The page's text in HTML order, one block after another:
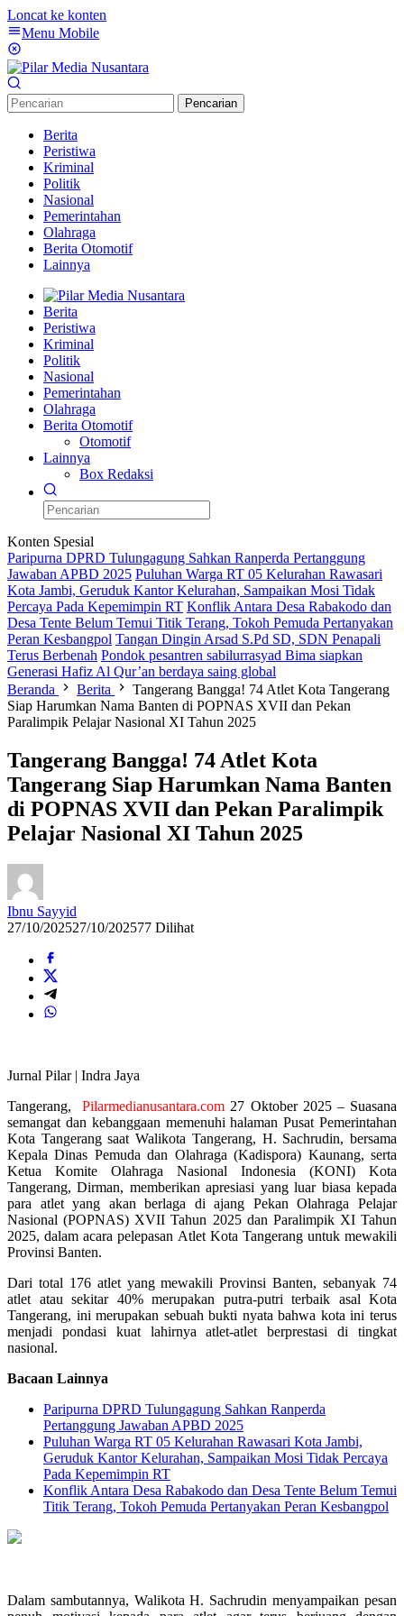
Loncat ke konten
Menu Mobile
Pencarian
Berita
Peristiwa
Kriminal
Politik
Nasional
Pemerintahan
Olahraga
Berita Otomotif
Lainnya
Berita
Peristiwa
Kriminal
Politik
Nasional
Pemerintahan
Olahraga
Berita Otomotif
Otomotif
Lainnya
Box Redaksi
Konten Spesial
Paripurna DPRD Tulungagung Sahkan Ranperda Pertanggung
Jawaban APBD 2025 Puluhan Warga RT 05 Kelurahan Rawasari
Kota Jambi, Geruduk Kantor Kelurahan, Sampaikan Mosi Tidak
Percaya Pada Kepemimpin RT Konflik Antara Desa Rabakodo dan
Desa Tente Belum Temui Titik Terang, Tokoh Pemuda Pertanyakan
Peran Kesbangpol Tangan Dingin Arsad S.Pd SD, SDN Penapali
Terus Berbenah Pondok pesantren sabilurrasyad Bima siapkan
Generasi Hafiz Al Qur’an berdaya saing global
Beranda
Berita
Tangerang Bangga! 74 Atlet Kota Tangerang
Siap Harumkan Nama Banten di POPNAS XVII dan Pekan
Paralimpik Pelajar Nasional XI Tahun 2025
Tangerang Bangga! 74 Atlet Kota
Tangerang Siap Harumkan Nama Banten
di POPNAS XVII dan Pekan Paralimpik
Pelajar Nasional XI Tahun 2025
Ibnu Sayyid
27/10/202527/10/202577 Dilihat
Jurnal Pilar | Indra Jaya
Tangerang,Pilarmedianusantara.com 27 Oktober 2025 – Suasana
semangat dan kebanggaan memenuhi halaman Pusat Pemerintahan
Kota Tangerang saat Walikota Tangerang, H. Sachrudin, bersama
Kepala Dinas Pemuda dan Olahraga (Kadispora) Kaunang, serta
Ketua Komite Olahraga Nasional Indonesia (KONI) Kota
Tangerang, Dirman, memberikan apresiasi yang luar biasa kepada
para atlet yang akan berlaga di ajang Pekan Olahraga Pelajar
Nasional (POPNAS) XVII Tahun 2025 dan Paralimpik XI Tahun
2025, dalam acara pelepasan Atlet Kota Tangerang untuk mewakili
Provinsi Banten.
Dari total 176 atlet yang mewakili Provinsi Banten, sebanyak 74
atlet atau sekitar 40% merupakan putra-putri terbaik asal Kota
Tangerang, ini merupakan sebuah bukti nyata bahwa kota ini terus
menjadi pondasi kuat lahirnya atlet-atlet berprestasi di tingkat
nasional.
Bacaan Lainnya
Paripurna DPRD Tulungagung Sahkan Ranperda
Pertanggung Jawaban APBD 2025
Puluhan Warga RT 05 Kelurahan Rawasari Kota Jambi,
Geruduk Kantor Kelurahan, Sampaikan Mosi Tidak Percaya
Pada Kepemimpin RT
Konflik Antara Desa Rabakodo dan Desa Tente Belum Temui
Titik Terang, Tokoh Pemuda Pertanyakan Peran Kesbangpol
Dalam sambutannya, Walikota H. Sachrudin menyampaikan pesan